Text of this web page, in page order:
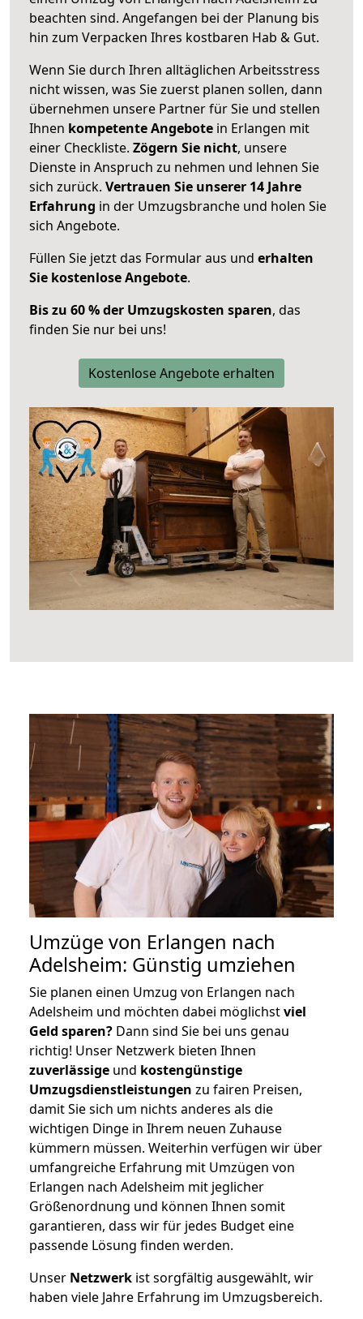
beachten sind. Angefangen bei der Planung bis
hin zum Verpacken Ihres kostbaren Hab & Gut.
Wenn Sie durch Ihren alltäglichen Arbeitsstress
nicht wissen, was Sie zuerst planen sollen, dann
übernehmen unsere Partner für Sie und stellen
Ihnen kompetente Angebote in Erlangen mit
einer Checkliste. Zögern Sie nicht, unsere
Dienste in Anspruch zu nehmen und lehnen Sie
sich zurück. Vertrauen Sie unserer 14 Jahre
Erfahrung in der Umzugsbranche und holen Sie
sich Angebote.
Füllen Sie jetzt das Formular aus und erhalten
Sie kostenlose Angebote.
Bis zu 60 % der Umzugskosten sparen, das
finden Sie nur bei uns!
Kostenlose Angebote erhalten
Umzüge von Erlangen nach
Adelsheim: Günstig umziehen
Sie planen einen Umzug von Erlangen nach
Adelsheim und möchten dabei möglichstviel
Geld sparen? Dann sind Sie bei uns genau
richtig! Unser Netzwerk bieten Ihnen
zuverlässige und kostengünstige
Umzugsdienstleistungen zu fairen Preisen,
damit Sie sich um nichts anderes als die
wichtigen Dinge in Ihrem neuen Zuhause
kümmern müssen. Weiterhin verfügen wir über
umfangreiche Erfahrung mit Umzügen von
Erlangen nach Adelsheim mit jeglicher
Größenordnung und können Ihnen somit
garantieren, dass wir für jedes Budget eine
passende Lösung finden werden.
Unser Netzwerk ist sorgfältig ausgewählt, wir
haben viele Jahre Erfahrung im Umzugsbereich.